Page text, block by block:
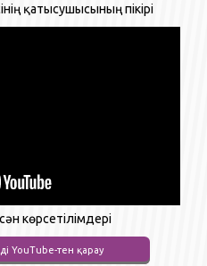
қатысушысының пікірі
көрсетілімдері
YouTube-тен қарау